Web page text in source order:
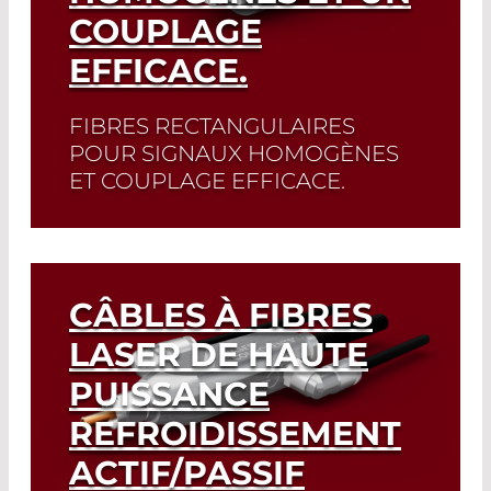
COUPLAGE
EFFICACE.
FIBRES RECTANGULAIRES
POUR SIGNAUX HOMOGÈNES
ET COUPLAGE EFFICACE.
Read More
CÂBLES À FIBRES
LASER DE HAUTE
PUISSANCE
REFROIDISSEMENT
ACTIF/PASSIF